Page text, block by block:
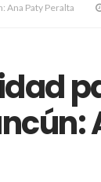
Ana Paty Peralta